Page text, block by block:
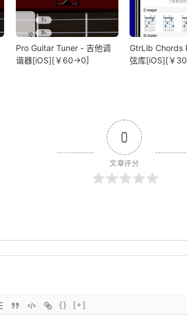
Pro Guitar Tuner - 吉他调
谐器[iOS][￥60→0]
GtrLib Chords
弦库[iOS][￥
0
文章评分
{} [+]